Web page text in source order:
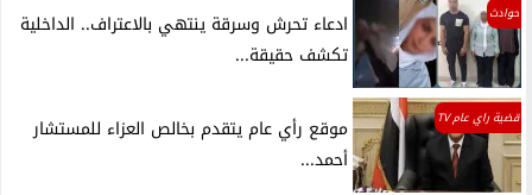
حوادث
ادعاء تحرش وسرقة ينتهي بالاعتراف.. الداخلية
تكشف حقيقة...
قضية راي عام TV
موقع رأي عام يتقدم بخالص العزاء للمستشار
أحمد...